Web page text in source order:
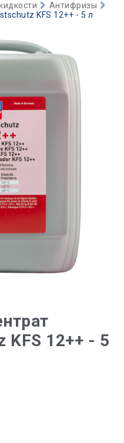
Антифризы
KFS 12++ - 5 л
KFS 12++ - 5